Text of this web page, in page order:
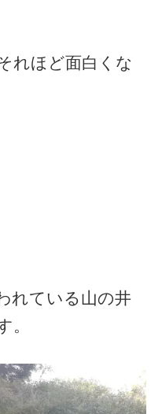
れほど面白くな
れている山の井
。